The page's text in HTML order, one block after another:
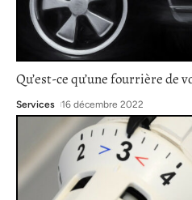
Qu’est-ce qu’une fourrière de
Services 16 décembre 2022